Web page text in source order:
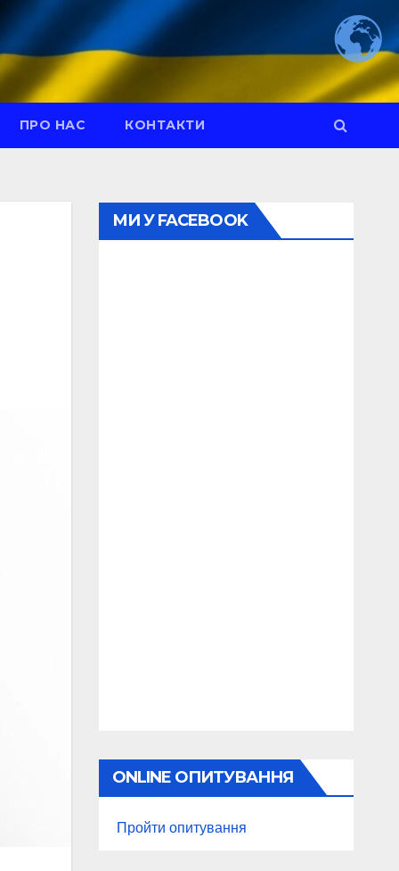
ПРО НАС КОНТАКТИ
МИ У FACEBOOK
ONLINE ОПИТУВАННЯ
Пройти опитування